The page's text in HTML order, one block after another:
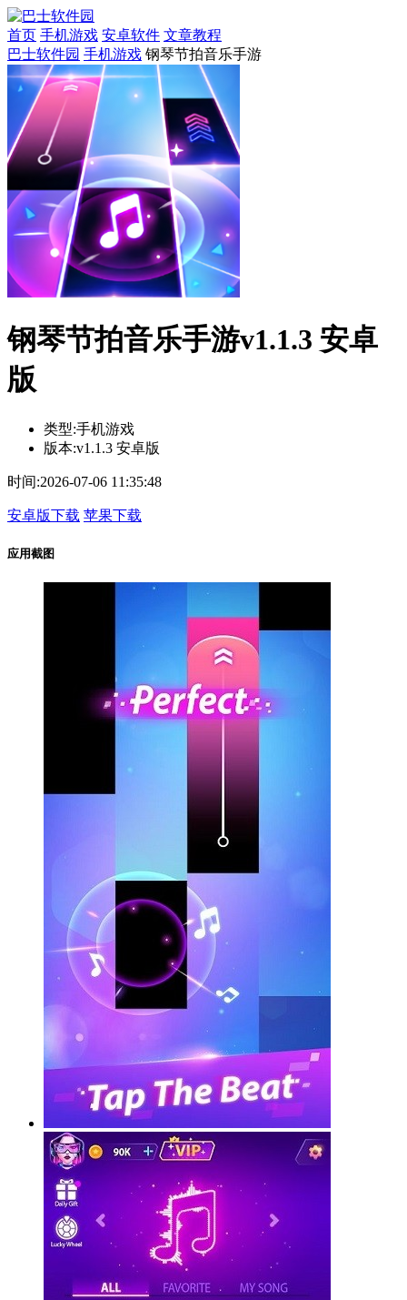
首页 手机游戏 安卓软件 文章教程
巴士软件园 手机游戏 钢琴节拍音乐手游
钢琴节拍音乐手游v1.1.3 安卓
版
类型:手机游戏
版本:v1.1.3 安卓版
时间:2026-07-06 11:35:48
安卓版下载 苹果下载
应用截图